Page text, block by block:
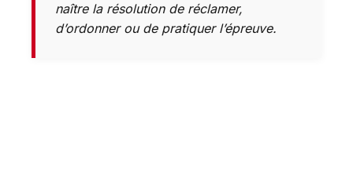
naître la résolution de réclamer,
d’ordonner ou de pratiquer l’épreuve.